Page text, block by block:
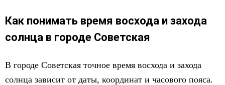
Как понимать время восхода и захода
солнца в городе Советская
В городе Советская точное время восхода и захода
солнца зависит от даты, координат и часового пояса.